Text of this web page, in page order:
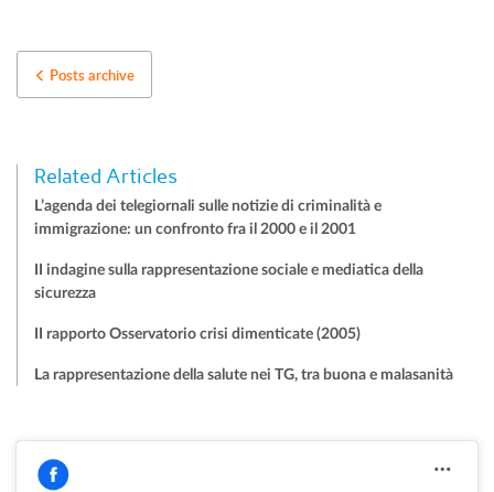
Posts archive
Related Articles
L’agenda dei telegiornali sulle notizie di criminalità e
immigrazione: un confronto fra il 2000 e il 2001
II indagine sulla rappresentazione sociale e mediatica della
sicurezza
II rapporto Osservatorio crisi dimenticate (2005)
La rappresentazione della salute nei TG, tra buona e malasanità